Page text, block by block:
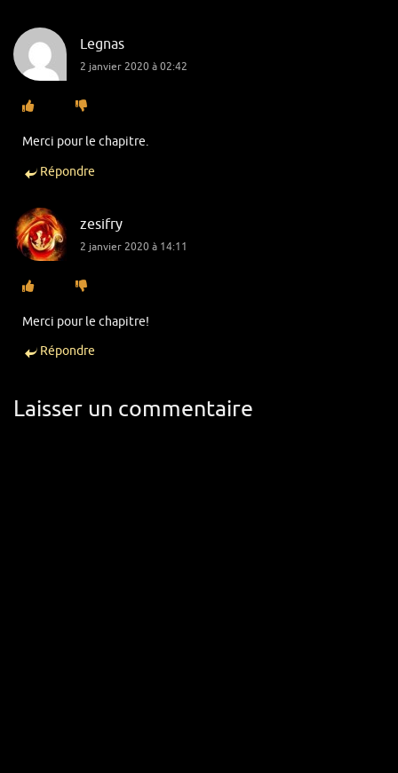
Legnas
2 janvier 2020 à 02:42
Merci pour le chapitre.
Répondre
zesifry
2 janvier 2020 à 14:11
Merci pour le chapitre!
Répondre
Laisser un commentaire